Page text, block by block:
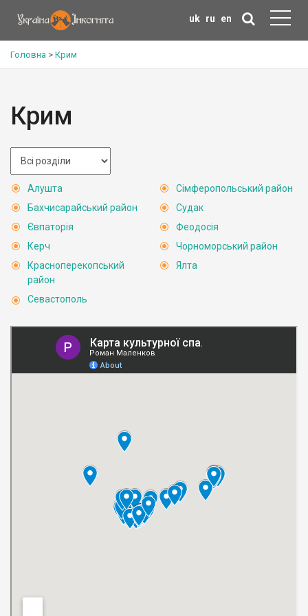
uk ru en
Головна > Крим
Крим
Алушта
Бахчисарайський район
Євпаторія
Керч
Красноперекопський
район
Севастополь
Сімферопольський район
Судак
Феодосія
Чорноморський район
Ялта